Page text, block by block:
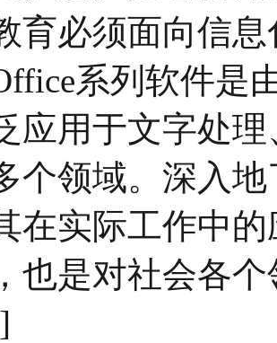
育必须面向信
系列软件是
应用于文字处
个领域。深入
在实际工作中
也是对社会各